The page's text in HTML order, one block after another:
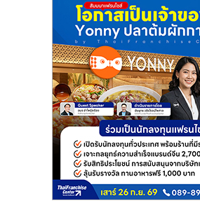
ปรึกษา
การ
ลงทุน
และ
ขยาย